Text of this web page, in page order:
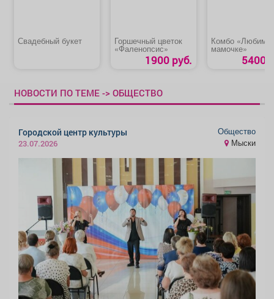
Свадебный букет Горшечный цветок
«Фаленопсис»
1900 руб.
Комбо
мамочке»
5400
НОВОСТИ ПО ТЕМЕ -> ОБЩЕСТВО
Городской центр культуры
23.07.2026
Общество
Мыски